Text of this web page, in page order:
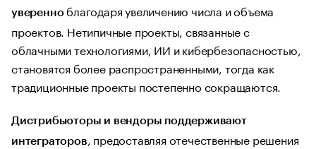
уверенноблагодаря увеличению числа и объема
проектов. Нетипичные проекты, связанные с
облачными технологиями, ИИ и кибербезопасностью,
становятся более распространенными, тогда как
традиционные проекты постепенно сокращаются.
Дистрибьюторы и вендоры поддерживают
интеграторов
, предоставляя отечественные решения